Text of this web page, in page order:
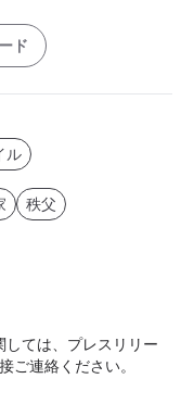
ド
ル
秩父
ては、プレスリリー
ご連絡ください。